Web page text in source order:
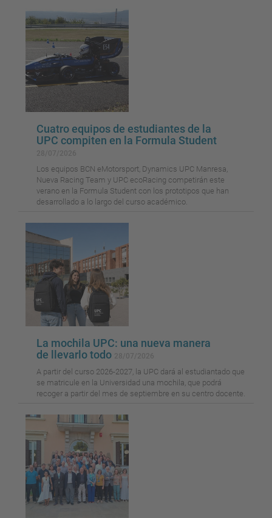
Cuatro equipos de estudiantes de la
UPC compiten en la Formula Student
Los equipos BCN eMotorsport, Dynamics UPC Manresa,
Nueva Racing Team y UPC ecoRacing competirán este
verano en la Formula Student con los prototipos que han
desarrollado a lo largo del curso académico.
La mochila UPC: una nueva manera
de llevarlo todo
A partir del curso 2026-2027, la UPC dará al estudiantado que
se matricule en la Universidad una mochila, que podrá
recoger a partir del mes de septiembre en su centro docente.